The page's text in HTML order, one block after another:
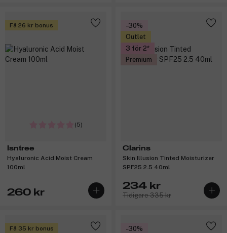
Få 26 kr bonus
(5)
Isntree
Hyaluronic Acid Moist Cream
100ml
260 kr
-30%
Outlet
3 för 2
Premium
Clarins
Skin Illusion Tinted Moisturizer
SPF25 2.5 40ml
234 kr
Tidigare 335 kr
Få 35 kr bonus
-30%